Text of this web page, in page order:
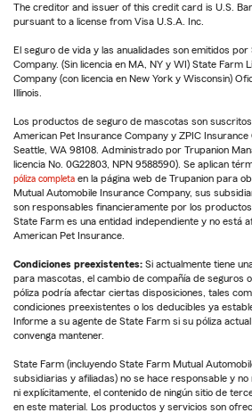
The creditor and issuer of this credit card is U.S.
pursuant to a license from Visa U.S.A. Inc.
El seguro de vida y las anualidades son emitidos
Company. (Sin licencia en MA, NY y WI) State Farm
Company (con licencia en New York y Wisconsin)
Illinois.
Los productos de seguro de mascotas son
American Pet Insurance Company y ZPIC Insurance
Seattle, WA 98108. Administrado por Trupanion
licencia No. 0G22803, NPN 9588590). Se aplican
póliza completa en la página web de Trupanion para
Mutual Automobile Insurance Company, sus
son responsables financieramente por los
State Farm es una entidad independiente y no está
American Pet Insurance.
Condiciones preexistentes: Si actualmente tiene
para mascotas, el cambio de compañía de seguros
póliza podría afectar ciertas disposiciones, tales
condiciones preexistentes o los deducibles ya
Informe a su agente de State Farm si su póliza
convenga mantener.
State Farm (incluyendo State Farm Mutual
subsidiarias y afiliadas) no se hace responsable y
ni explícitamente, el contenido de ningún sitio de
en este material. Los productos y servicios son